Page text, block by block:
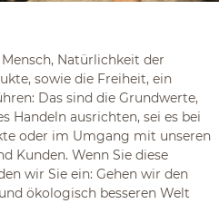
Natürlichkeit der
sowie die Freiheit, ein
Das sind die Grundwerte,
Handeln ausrichten, sei es bei
oder im Umgang mit unseren
Kunden. Wenn Sie diese
wir Sie ein: Gehen wir den
ökologisch besseren Welt